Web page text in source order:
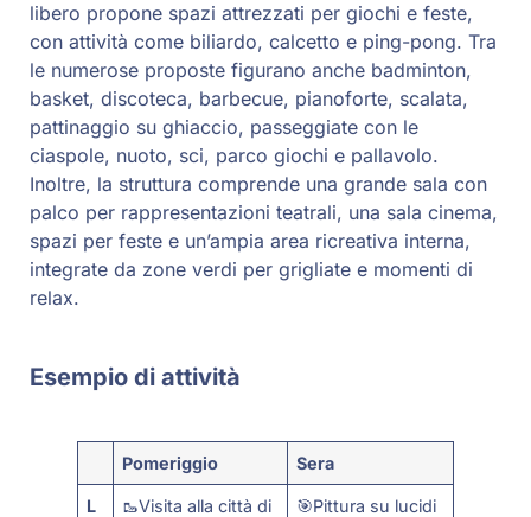
libero propone spazi attrezzati per giochi e feste,
con attività come biliardo, calcetto e ping-pong. Tra
le numerose proposte figurano anche badminton,
basket, discoteca, barbecue, pianoforte, scalata,
pattinaggio su ghiaccio, passeggiate con le
ciaspole, nuoto, sci, parco giochi e pallavolo.
Inoltre, la struttura comprende una grande sala con
palco per rappresentazioni teatrali, una sala cinema,
spazi per feste e un’ampia area ricreativa interna,
integrate da zone verdi per grigliate e momenti di
relax.
Esempio di attività
Pomeriggio Sera
L
🥾Visita alla città di
🎯Pittura su lucidi